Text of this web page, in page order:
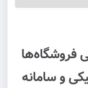
فروشگاه‌ها
و سامانه